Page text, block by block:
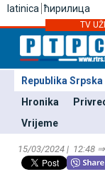
latinica ћирилица
TV
Republika Srpska
Hronika
Vrijeme
15/03/2024 | 12:48 ⇒